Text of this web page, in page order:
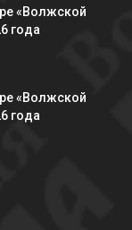
«Волжской
года
«Волжской
года